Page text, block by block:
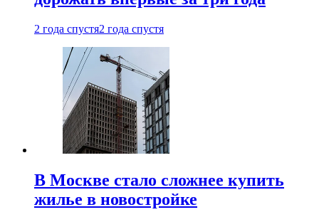
2 года спустя2 года спустя
В Москве стало сложнее купить
жилье в новостройке